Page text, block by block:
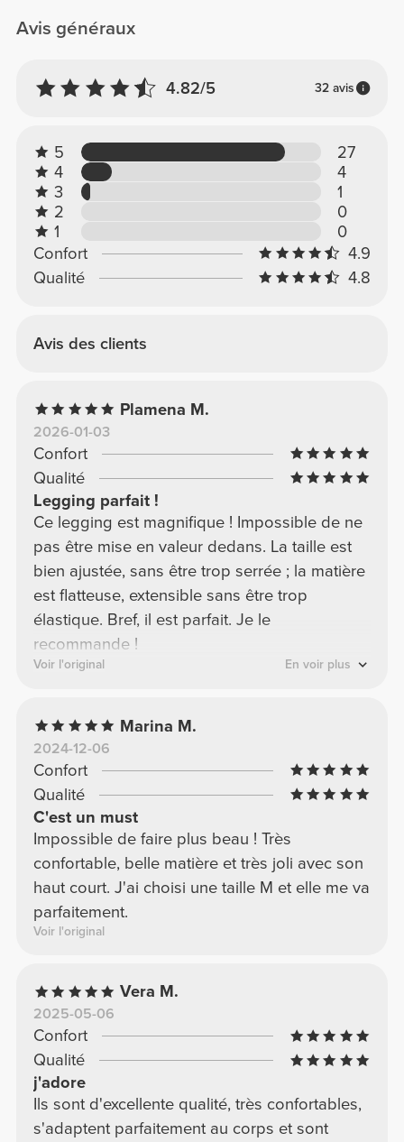
Avis généraux
4.82/5 32 avis
5
27
4
4
3
1
2
0
1
0
Confort
4.9
Qualité
4.8
Avis des clients
Plamena M.
2026-01-03
Confort
Qualité
Legging parfait !
Ce legging est magnifique ! Impossible de ne
pas être mise en valeur dedans. La taille est
bien ajustée, sans être trop serrée ; la matière
est flatteuse, extensible sans être trop
élastique. Bref, il est parfait. Je le
recommande !
Voir l'original En voir plus
Marina M.
2024-12-06
Confort
Qualité
C'est un must
Impossible de faire plus beau ! Très
confortable, belle matière et très joli avec son
haut court. J'ai choisi une taille M et elle me va
parfaitement.
Voir l'original
Vera M.
2025-05-06
Confort
Qualité
j'adore
Ils sont d'excellente qualité, très confortables,
s'adaptent parfaitement au corps et sont